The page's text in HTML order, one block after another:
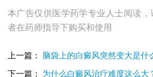
本广告仅供医学药学专业人士阅读
者在药师指导下购买和使用
上一篇： 脑袋上的白癜风突然变大是什
下一篇： 为什么白癜风治疗难度这么大
深入解析白癜风早期
三维皮肤CT能确诊白